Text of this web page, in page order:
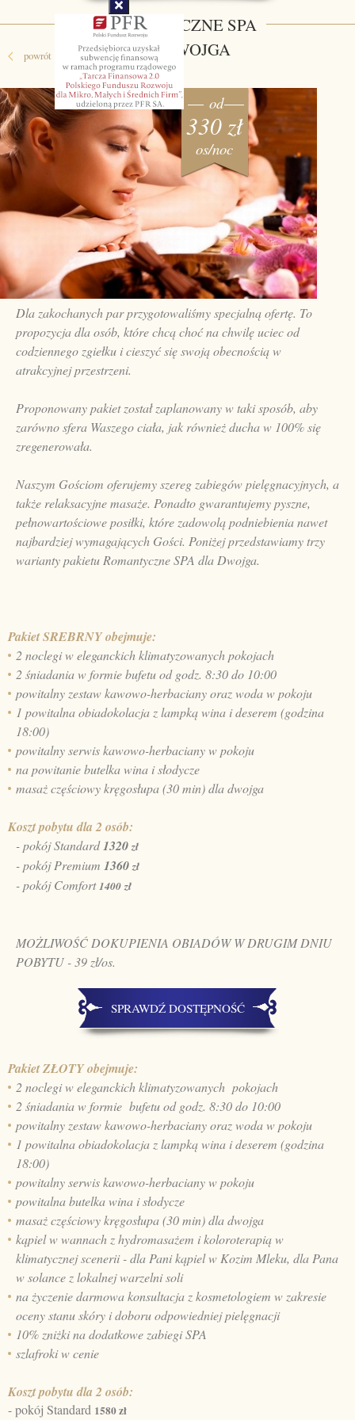
ROMANTYCZNE SPA
DLA DWOJGA
powrót
od
330 zł
os/noc
Dla zakochanych par przygotowaliśmy specjalną ofertę. To
propozycja dla osób, które chcą choć na chwilę uciec od
codziennego zgiełku i cieszyć się swoją obecnością w
atrakcyjnej przestrzeni.
Proponowany pakiet został zaplanowany w taki sposób, aby
zarówno sfera Waszego ciała, jak również ducha w 100% się
zregenerowała.
Naszym Gościom oferujemy szereg zabiegów pielęgnacyjnych, a
także relaksacyjne masaże. Ponadto gwarantujemy pyszne,
pełnowartościowe posiłki, które zadowolą podniebienia nawet
najbardziej wymagających Gości. Poniżej przedstawiamy trzy
warianty pakietu Romantyczne SPA dla Dwojga.
Pakiet SREBRNY obejmuje:
2 noclegi w eleganckich klimatyzowanych pokojach
2 śniadania w formie bufetu od godz. 8:30 do 10:00
powitalny zestaw kawowo-herbaciany oraz woda w pokoju
1 powitalna obiadokolacja z lampką wina i deserem (godzina
18:00)
powitalny serwis kawowo-herbaciany w pokoju
na powitanie butelka wina i słodycze
masaż częściowy kręgosłupa (30 min) dla dwojga
Koszt pobytu dla 2 osób:
- pokój Standard1320zł
- pokój Premium 1360zł
- pokój Comfort1400zł
MOŻLIWOŚĆ DOKUPIENIA OBIADÓW W DRUGIM DNIU
POBYTU - 39 zł/os.
SPRAWDŹ DOSTĘPNOŚĆ
Pakiet ZŁOTY obejmuje:
2 noclegi w eleganckich klimatyzowanych pokojach
2 śniadania w formie bufetu od godz. 8:30 do 10:00
powitalny zestaw kawowo-herbaciany oraz woda w pokoju
1 powitalna obiadokolacja z lampką wina i deserem (godzina
18:00)
powitalny serwis kawowo-herbaciany w pokoju
powitalna butelka wina i słodycze
masaż częściowy kręgosłupa (30 min) dla dwojga
kąpiel w wannach z hydromasażem i koloroterapią w
klimatycznej scenerii - dla Pani kąpiel w Kozim Mleku, dla Pana
w solance z lokalnej warzelni soli
na życzenie darmowa konsultacja z kosmetologiem w zakresie
oceny stanu skóry i doboru odpowiedniej pielęgnacji
10% zniżki na dodatkowe zabiegi SPA
szlafroki w cenie
Koszt pobytu dla 2 osób:
- pokój Standard 1580 zł